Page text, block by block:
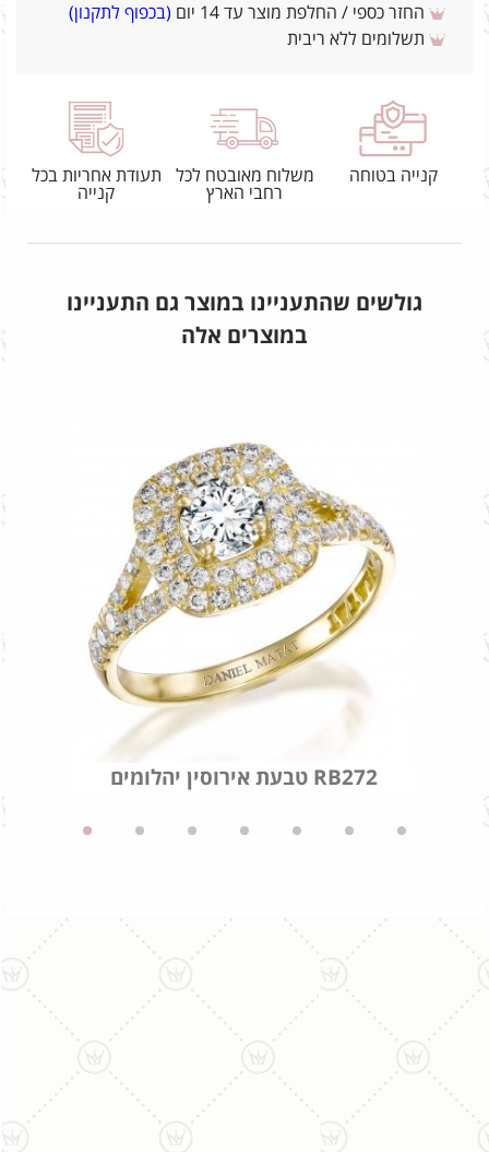
החזר כספי / החלפת מוצר עד 14 יום
(בכפוף לתקנון)
תשלומים ללא ריבית
קנייה בטוחה
משלוח מאובטח לכל
רחבי הארץ
תעודת אחריות בכל
קנייה
גולשים שהתעניינו במוצר גם התעניינו
במוצרים אלה
טבעת אירוסין יהלומים RB272